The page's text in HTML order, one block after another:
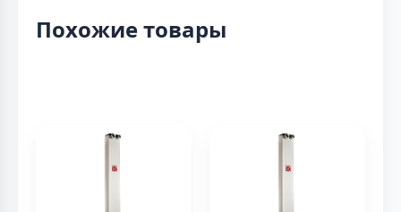
Похожие товары